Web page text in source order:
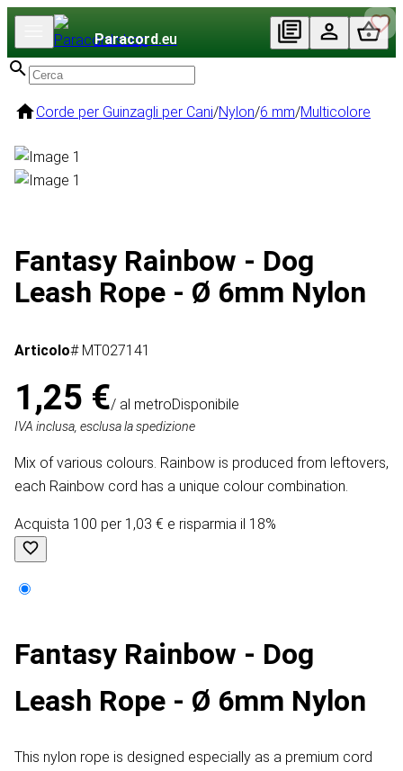
Paracord.eu
Corde per Guinzagli per Cani/Nylon/6 mm/Multicolore
Fantasy Rainbow - Dog
Leash Rope - Ø 6mm Nylon
Articolo# MT027141
1,25 €/ al metroDisponibile
IVA inclusa, esclusa la spedizione
Mix of various colours. Rainbow is produced from leftovers,
each Rainbow cord has a unique colour combination.
Acquista 100 per 1,03 € e risparmia il 18%
Fantasy Rainbow - Dog
Leash Rope - Ø 6mm Nylon
This nylon rope is designed especially as a premium cord